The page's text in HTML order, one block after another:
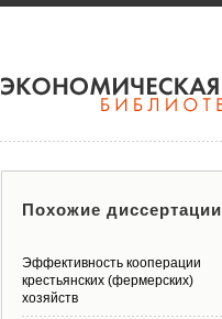
Похожие диссертации
Эффективность кооперации
крестьянских (фермерских)
хозяйств